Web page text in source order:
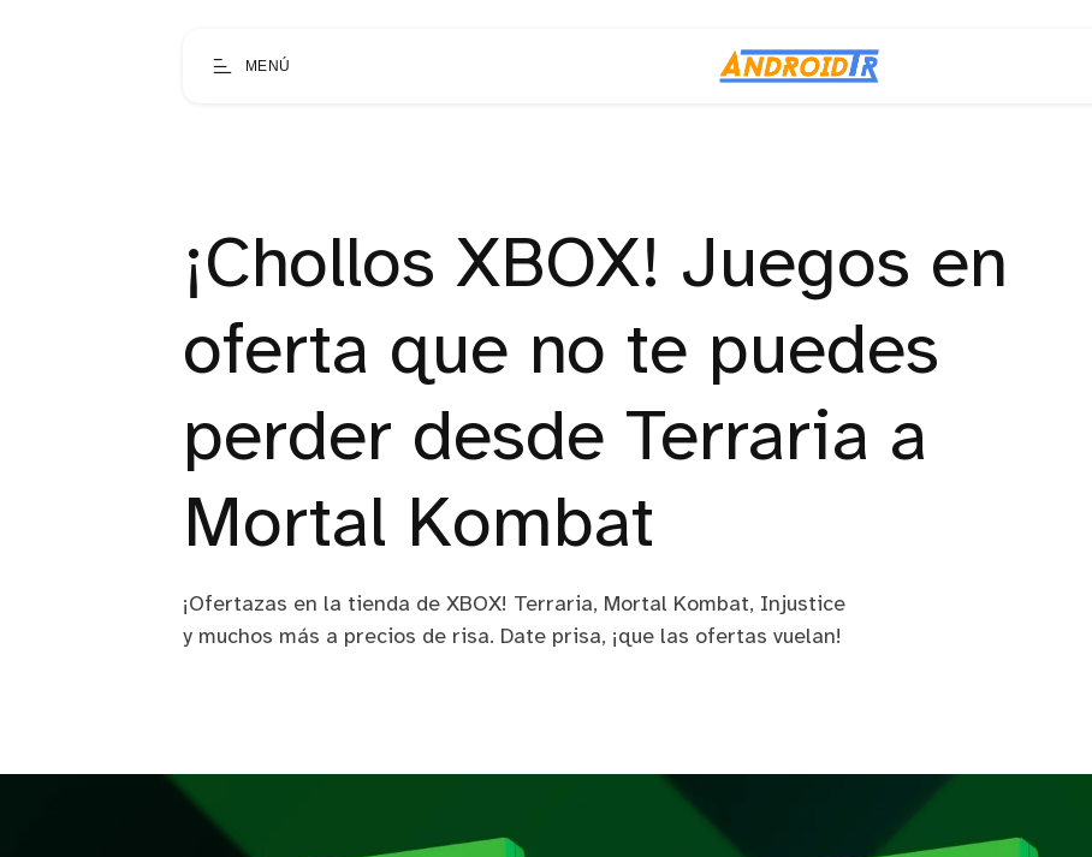
MENÚ
¡Chollos XBOX! Juegos en
oferta que no te puedes
perder desde Terraria a
Mortal Kombat
¡Ofertazas en la tienda de XBOX! Terraria, Mortal Kombat, Injustice
y muchos más a precios de risa. Date prisa, ¡que las ofertas vuelan!